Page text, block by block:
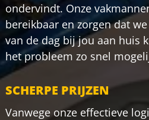
ondervindt. Onze
bereikbaar en zorgen dat
van de dag bij jou aan huis
het probleem zo snel
SCHERPE PRIJZEN
Vanwege onze effectieve